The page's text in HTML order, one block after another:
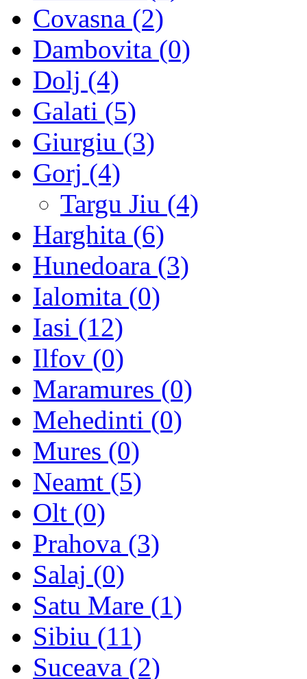
Covasna (2)
Dambovita (0)
Dolj (4)
Galati (5)
Giurgiu (3)
Gorj (4)
Targu Jiu (4)
Harghita (6)
Hunedoara (3)
Ialomita (0)
Iasi (12)
Ilfov (0)
Maramures (0)
Mehedinti (0)
Mures (0)
Neamt (5)
Olt (0)
Prahova (3)
Salaj (0)
Satu Mare (1)
Sibiu (11)
Suceava (2)